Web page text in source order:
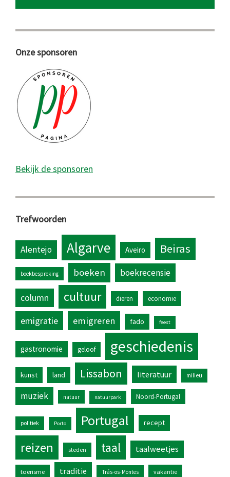
Onze sponsoren
Bekijk de sponsoren
Trefwoorden
Alentejo Algarve Aveiro Beiras
boekbespreking boeken boekrecensie
column cultuur dieren economie
emigratie emigreren fado feest
gastronomie geloof geschiedenis
kunst land Lissabon literatuur milieu
muziek natuur natuurpark Noord-Portugal
politiek Porto Portugal recept
reizen steden taal taalweetjes
toerisme traditie Trás-os-Montes vakantie